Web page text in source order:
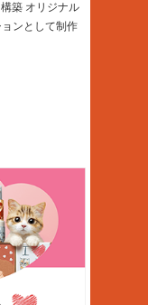
築 オリジナル
ンとして制作